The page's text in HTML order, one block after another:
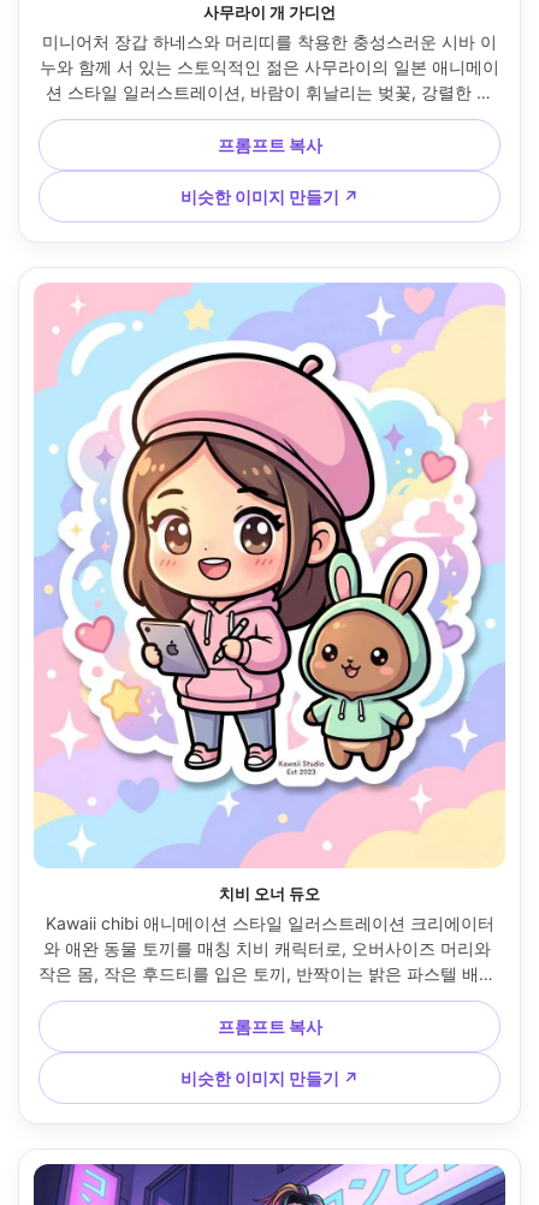
사무라이 개 가디언
미니어처 장갑 하네스와 머리띠를 착용한 충성스러운 시바 이
누와 함께 서 있는 스토익적인 젊은 사무라이의 일본 애니메이
션 스타일 일러스트레이션, 바람이 휘날리는 벚꽃, 강렬한 실
루엣, 대담한 잉크 같은 라인 아트, 대비가 높은 셀 셰이딩, 영
웅적인 자세, 영화 분위기, 매우 디테일한 원단과 모피, 서사시
적인 초상화 구성, 85mm 렌즈, 얕은 피사계 깊이 --ar 4:5
프롬프트 복사
비슷한 이미지 만들기 ↗
치비 오너 듀오
Kawaii chibi 애니메이션 스타일 일러스트레이션 크리에이터
와 애완 동물 토끼를 매칭 치비 캐릭터로, 오버사이즈 머리와
작은 몸, 작은 후드티를 입은 토끼, 반짝이는 밝은 파스텔 배경,
두껍고 깔끔한 윤곽, 심플한 셀 음영, 스티커 같은 모양, 장난스
러운 명랑한 에너지, 중심 구성, 매우 귀여운, 85mm 렌즈, 얕
은 피사계, 부드러운 영화 조명 --ar 4:5
프롬프트 복사
비슷한 이미지 만들기 ↗